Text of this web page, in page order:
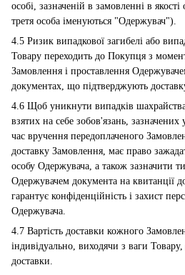
особі, зазначеній в замовленні в
третя особа іменуються "Одержувач").
4.5 Ризик випадкової загибелі або
Товару переходить до Покупця з
Замовлення і проставлення
документах, що підтверджують
4.6 Щоб уникнути випадків
взятих на себе зобов'язань,
час вручення передоплаченого
доставку Замовлення, має право
особу Одержувача, а також зазначити
Одержувачем документа на квитанції
гарантує конфіденційність і захист
Одержувача.
4.7 Вартість доставки кожного
індивідуально, виходячи з ваги Товару,
доставки.